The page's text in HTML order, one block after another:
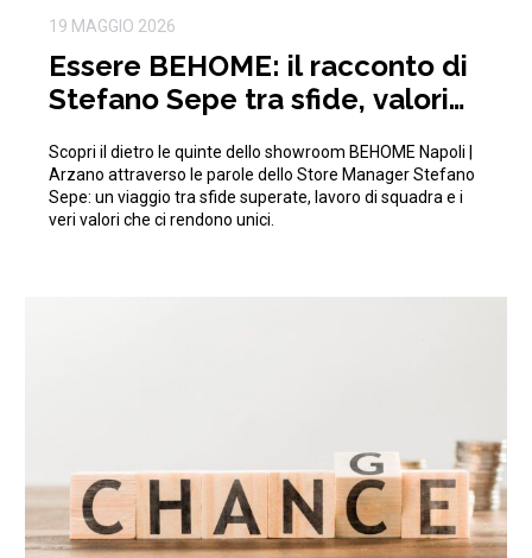
19 MAGGIO 2026
Essere BEHOME: il racconto di
Stefano Sepe tra sfide, valori
Scopri il dietro le quinte dello showroom BEHOME Napoli |
Arzano attraverso le parole dello Store Manager Stefano
Sepe: un viaggio tra sfide superate, lavoro di squadra e i
veri valori che ci rendono unici.